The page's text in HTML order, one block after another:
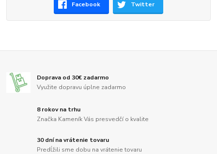
Facebook Twitter
Doprava od 30€ zadarmo
Využite dopravu úplne zadarmo
8 rokov na trhu
Značka Kameník Vás presvedčí o kvalite
30 dní na vrátenie tovaru
Predĺžili sme dobu na vrátenie tovaru